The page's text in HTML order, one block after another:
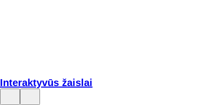
Interaktyvūs žaislai